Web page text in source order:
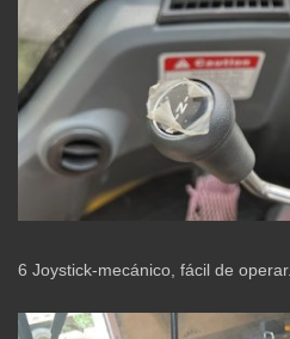
6 Joystick-mecánico, fácil de operar.